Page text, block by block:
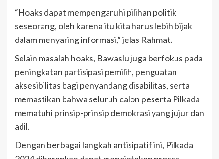
“Hoaks dapat mempengaruhi pilihan politik
seseorang, oleh karena itu kita harus lebih bijak
dalam menyaring informasi,” jelas Rahmat.
Selain masalah hoaks, Bawaslu juga berfokus pada
peningkatan partisipasi pemilih, penguatan
aksesibilitas bagi penyandang disabilitas, serta
memastikan bahwa seluruh calon peserta Pilkada
mematuhi prinsip-prinsip demokrasi yang jujur dan
adil.
Dengan berbagai langkah antisipatif ini, Pilkada